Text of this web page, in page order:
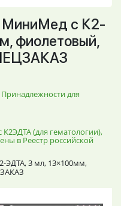
МиниМед с К2-
фиолетовый,
для
(для гематологии),
в Реестр российской
ЭДТА, 3 мл, 13×100мм,